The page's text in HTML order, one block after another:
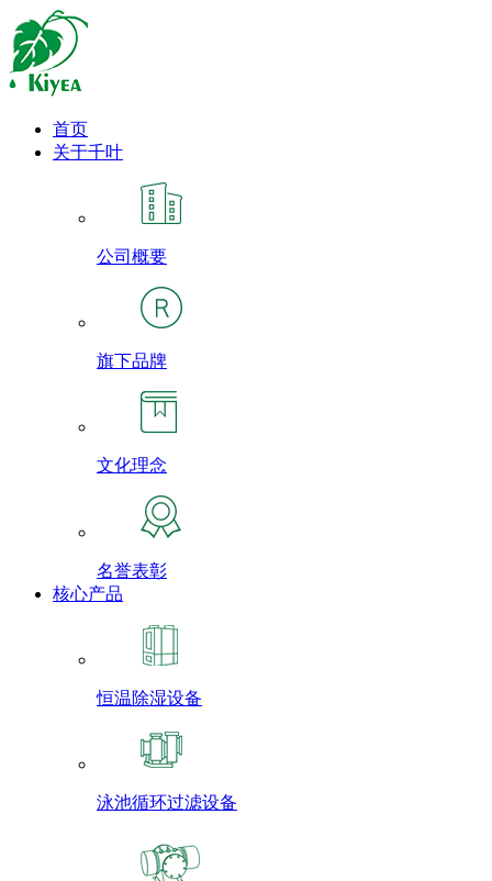
首页
关于千叶
公司概要
旗下品牌
文化理念
名誉表彰
核心产品
恒温除湿设备
泳池循环过滤设备